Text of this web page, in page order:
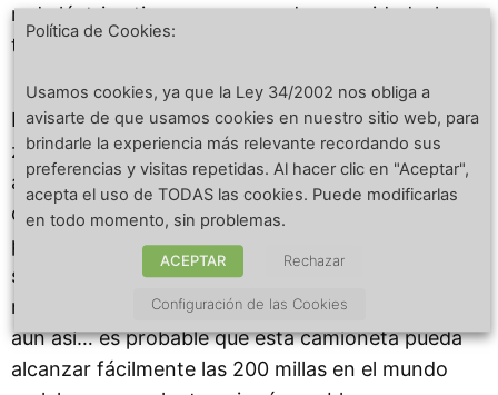
red eléctrica tiene un exceso de capacidad y las
tasas de carga son bajas en ese momento. .
Los dos pines grandes en la mitad inferior del
zócalo son para una «carga rápida» de alto
amperaje que es probable que se use cada vez
que la camioneta regrese al centro de logística
para recargar rápidamente la carga y volver a
salir. . El alcance máximo aparece como 250
millas, pero eso sería en condiciones ideales, pero
aun así… es probable que esta camioneta pueda
alcanzar fácilmente las 200 millas en el mundo
Política de Cookies:
Usamos cookies, ya que la Ley 34/2002 nos obliga a
avisarte de que usamos cookies en nuestro sitio web, para
brindarle la experiencia más relevante recordando sus
preferencias y visitas repetidas. Al hacer clic en "Aceptar",
acepta el uso de TODAS las cookies. Puede modificarlas
en todo momento, sin problemas.
ACEPTAR Rechazar
Configuración de las Cookies